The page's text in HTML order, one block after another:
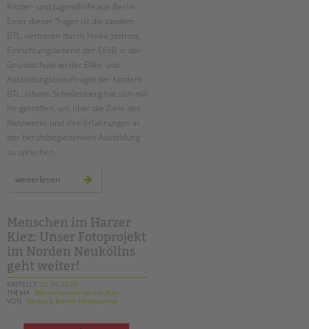
Kinder- und Jugendhilfe aus Berlin.
Einer dieser Träger ist die tandem
BTL, vertreten durch Heike Jastrow,
Einrichtungsleiterin der EFöB in der
Grundschule an der Bäke und
Ausbildungsbeauftragte der tandem
BTL. Johann Schellenberg hat sich mit
ihr getroffen, um über die Ziele des
Netzwerks und ihre Erfahrungen in
der berufsbegleitenden Ausbildung
zu sprechen.
weiterlesen netzwerk
berufsbegleitende
Menschen im Harzer
Kiez: Unser Fotoprojekt
im Norden Neuköllns
geht weiter!
ERSTELLT 02.09.2020
THEMA
Menschen im Harzer Kiez
VON
Barbara Brecht-Hadraschek